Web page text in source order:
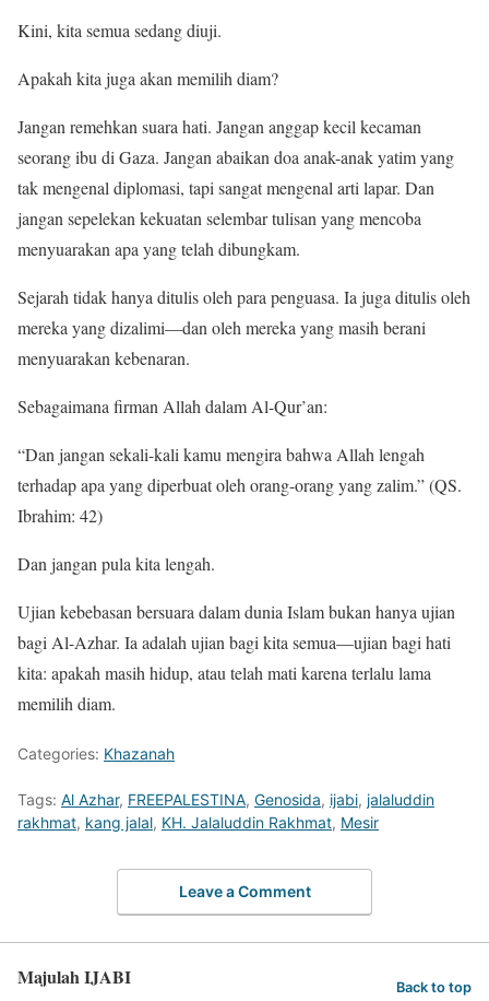
Kini, kita semua sedang diuji.
Apakah kita juga akan memilih diam?
Jangan remehkan suara hati. Jangan anggap kecil kecaman
seorang ibu di Gaza. Jangan abaikan doa anak-anak yatim yang
tak mengenal diplomasi, tapi sangat mengenal arti lapar. Dan
jangan sepelekan kekuatan selembar tulisan yang mencoba
menyuarakan apa yang telah dibungkam.
Sejarah tidak hanya ditulis oleh para penguasa. Ia juga ditulis oleh
mereka yang dizalimi—dan oleh mereka yang masih berani
menyuarakan kebenaran.
Sebagaimana firman Allah dalam Al-Qur’an:
“Dan jangan sekali-kali kamu mengira bahwa Allah lengah
terhadap apa yang diperbuat oleh orang-orang yang zalim.” (QS.
Ibrahim: 42)
Dan jangan pula kita lengah.
Ujian kebebasan bersuara dalam dunia Islam bukan hanya ujian
bagi Al-Azhar. Ia adalah ujian bagi kita semua—ujian bagi hati
kita: apakah masih hidup, atau telah mati karena terlalu lama
memilih diam.
Categories: Khazanah
Tags: Al Azhar, FREEPALESTINA, Genosida, ijabi, jalaluddin
rakhmat, kang jalal, KH. Jalaluddin Rakhmat, Mesir
Leave a Comment
Majulah IJABI Back to top